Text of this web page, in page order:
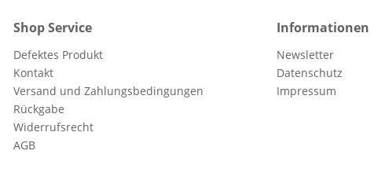
Shop Service
Defektes Produkt
Kontakt
Versand und Zahlungsbedingungen
Rückgabe
Widerrufsrecht
AGB
Informationen
Newsletter
Datenschutz
Impressum